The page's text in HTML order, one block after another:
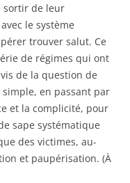
sortir de leur
le système
trouver salut. Ce
de régimes qui ont
de la question de
simple, en passant par
et la complicité, pour
sape systématique
des victimes, au-
et paupérisation. (À